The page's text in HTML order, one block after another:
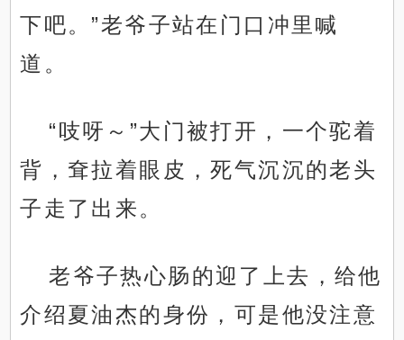
下吧。”老爷子站在门口冲里喊
道。
“吱呀～”大门被打开，一个驼着
背，耷拉着眼皮，死气沉沉的老头
子走了出来。
老爷子热心肠的迎了上去，给他
介绍夏油杰的身份，可是他没注意